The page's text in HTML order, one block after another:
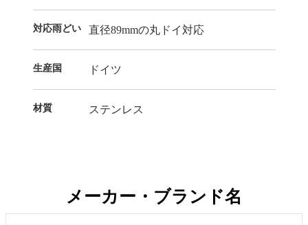
対応雨どい 直径89mmの丸ドイ対応
生産国 ドイツ
材質 ステンレス
メーカー・ブランド名